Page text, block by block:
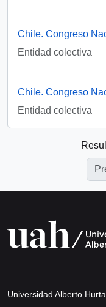
Chile. Congreso
Entidad colectiva
Entidad colectiva
Universidad Alberto